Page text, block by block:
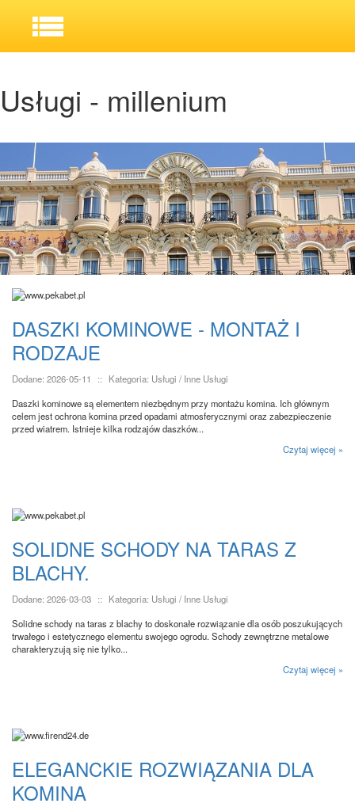
Usługi - millenium
DASZKI KOMINOWE - MONTAŻ I
RODZAJE
Dodane: 2026-05-11 ::
Kategoria: Usługi / Inne Usługi
Daszki kominowe są elementem niezbędnym przy montażu komina. Ich głównym
celem jest ochrona komina przed opadami atmosferycznymi oraz zabezpieczenie
przed wiatrem. Istnieje kilka rodzajów daszków...
Czytaj więcej »
SOLIDNE SCHODY NA TARAS Z
BLACHY.
Dodane: 2026-03-03 ::
Kategoria: Usługi / Inne Usługi
Solidne schody na taras z blachy to doskonałe rozwiązanie dla osób poszukujących
trwałego i estetycznego elementu swojego ogrodu. Schody zewnętrzne metalowe
charakteryzują się nie tylko...
Czytaj więcej »
ELEGANCKIE ROZWIĄZANIA DLA
KOMINA